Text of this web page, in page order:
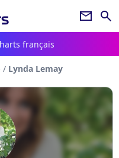
newsletter search
français
/ Lynda Lemay